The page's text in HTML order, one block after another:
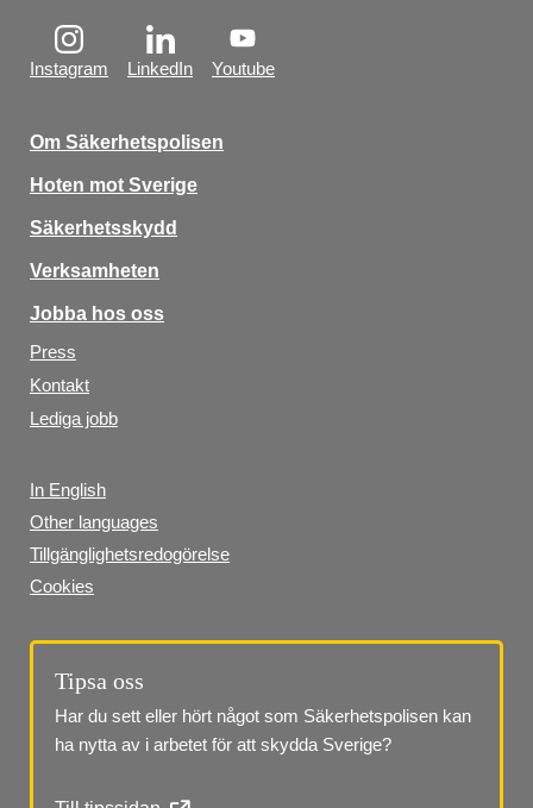
Instagram LinkedIn Youtube
Om Säkerhetspolisen
Hoten mot Sverige
Säkerhetsskydd
Verksamheten
Jobba hos oss
Press
Kontakt
Lediga jobb
In English
Other languages
Tillgänglighetsredogörelse
Cookies
Tipsa oss
Har du sett eller hört något som Säkerhetspolisen kan
ha nytta av i arbetet för att skydda Sverige?